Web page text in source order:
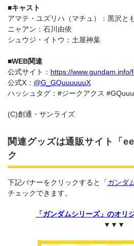
■キャスト
アマテ・ユズリハ（マチュ）：黒沢と
ニャアン：石川由依
シュウジ・イトウ：土屋神葉
■WEB関連
公式サイト： https://
公式X： @G_GQuuuuuuX
ハッシュタグ：#ジークアクス
(C)創通・サンライズ
関連グッズは通販サイト「
ク
下記バナーをクリックすると「ガンダ
チェックできます。
「ガンダムシリーズ」のオリ
▼▼▼